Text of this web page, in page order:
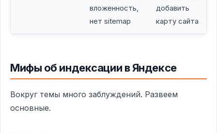
вложенность,
нет sitemap
добавить
карту сайта
Мифы об индексации в Яндексе
Вокруг темы много заблуждений. Развеем
основные.